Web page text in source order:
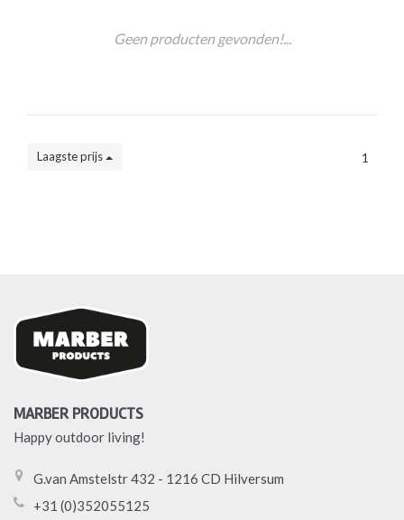
Geen producten gevonden!...
Laagste prijs 1
MARBER PRODUCTS
Happy outdoor living!
G.van Amstelstr 432 - 1216 CD Hilversum
+31 (0)352055125